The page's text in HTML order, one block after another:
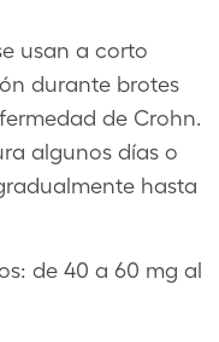
usan a corto
durante brotes
de Crohn.
algunos días o
hasta
de 40 a 60 mg al